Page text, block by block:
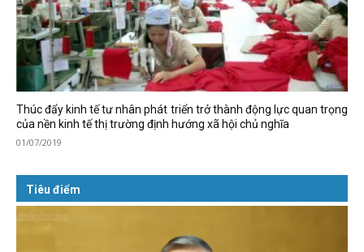
Thúc đẩy kinh tế tư nhân phát triển trở thành động lực quan trọng
của nền kinh tế thị trường định hướng xã hội chủ nghĩa
01/07/2019
Tiêu điểm